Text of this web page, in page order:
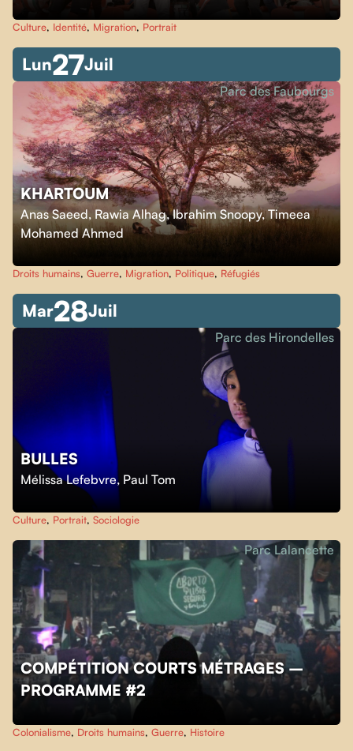
Culture, Identité, Migration, Portrait
Lun27Juil
KHARTOUM
Anas Saeed, Rawia Alhag, Ibrahim Snoopy, Timeea
Mohamed Ahmed
Parc des Faubourgs
Droits humains, Guerre, Migration, Politique, Réfugiés
Mar28Juil
BULLES
Mélissa Lefebvre, Paul Tom
Parc des Hirondelles
Culture, Portrait, Sociologie
COMPÉTITION COURTS MÉTRAGES –
PROGRAMME #2
Parc Lalancette
Colonialisme, Droits humains, Guerre, Histoire